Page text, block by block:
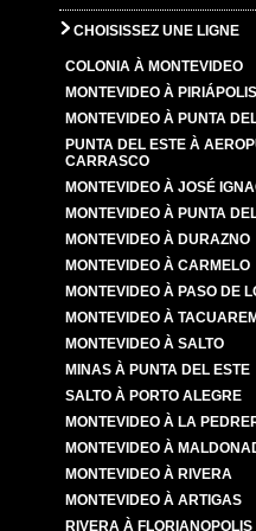
CHOISISSEZ UNE LIGNE
COLONIA À MONTEVIDEO
MONTEVIDEO À PIRIÁPOLIS
MONTEVIDEO À PUNTA
PUNTA DEL ESTE À
CARRASCO
MONTEVIDEO À JOSÉ
MONTEVIDEO À PUNTA
MONTEVIDEO À DURAZNO
MONTEVIDEO À CARMELO
MONTEVIDEO À PASO DE
MONTEVIDEO À
MONTEVIDEO À SALTO
MINAS À PUNTA DEL ESTE
SALTO À PORTO ALEGRE
MONTEVIDEO À LA
MONTEVIDEO À
MONTEVIDEO À RIVERA
MONTEVIDEO À ARTIGAS
RIVERA À FLORIANOPOLIS